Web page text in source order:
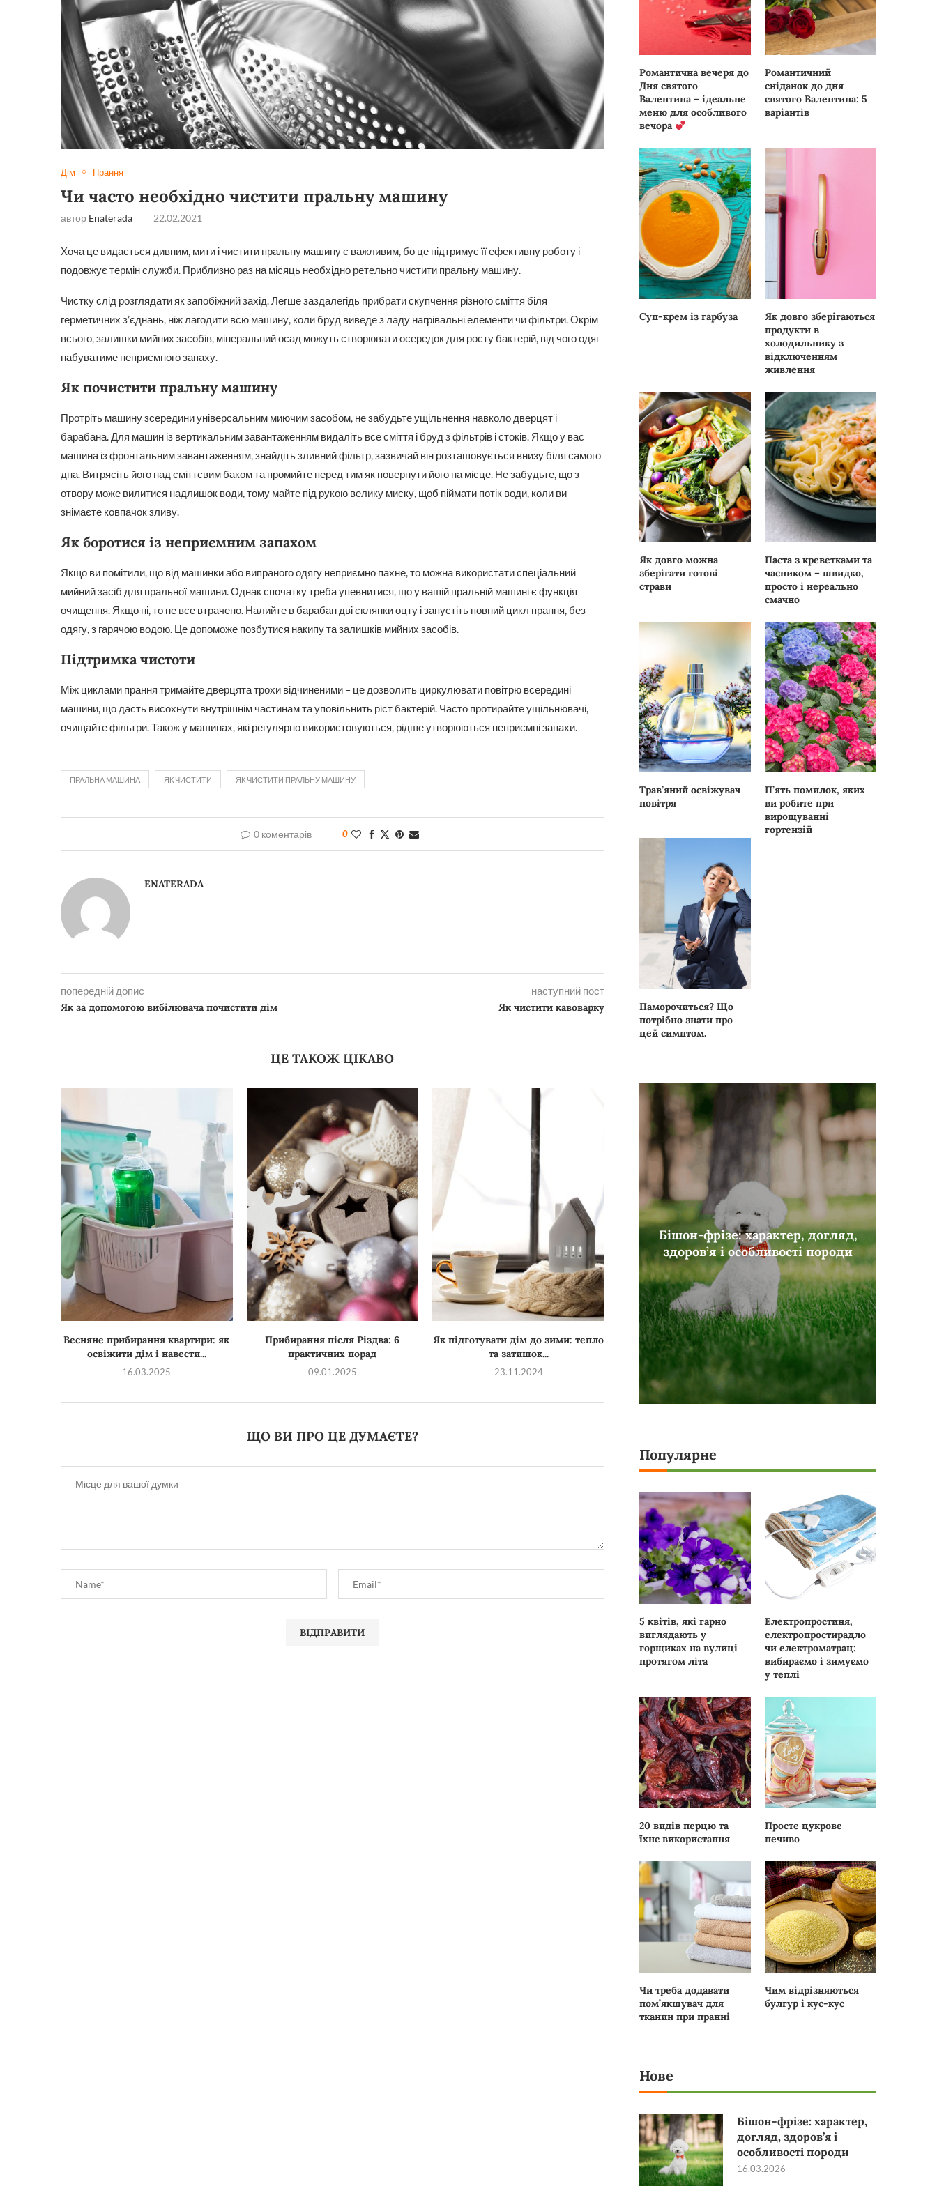
Дім Прання
Чи часто необхідно чистити пральну машину
автор Enaterada 22.02.2021
Хоча це видається дивним, мити і чистити пральну машину є важливим, бо це підтримує її ефективну роботу і
подовжує термін служби. Приблизно раз на місяць необхідно ретельно чистити пральну машину.
Чистку слід розглядати як запобіжний захід. Легше заздалегідь прибрати скупчення різного сміття біля
герметичних з’єднань, ніж лагодити всю машину, коли бруд виведе з ладу нагрівальні елементи чи фільтри. Окрім
всього, залишки мийних засобів, мінеральний осад можуть створювати осередок для росту бактерій, від чого одяг
набуватиме неприємного запаху.
Як почистити пральну машину
Протріть машину зсередини універсальним миючим засобом, не забудьте ущільнення навколо дверцят і
барабана. Для машин із вертикальним завантаженням видаліть все сміття і бруд з фільтрів і стоків. Якщо у вас
машина із фронтальним завантаженням, знайдіть зливний фільтр, зазвичай він розташовується внизу біля самого
дна. Витрясіть його над сміттєвим баком та промийте перед тим як повернути його на місце. Не забудьте, що з
отвору може вилитися надлишок води, тому майте під рукою велику миску, щоб піймати потік води, коли ви
знімаєте ковпачок зливу.
Як боротися із неприємним запахом
Якщо ви помітили, що від машинки або випраного одягу неприємно пахне, то можна використати спеціальний
мийний засіб для пральної машини. Однак спочатку треба упевнитися, що у вашій пральній машині є функція
очищення. Якщо ні, то не все втрачено. Налийте в барабан дві склянки оцту і запустіть повний цикл прання, без
одягу, з гарячою водою. Це допоможе позбутися накипу та залишків мийних засобів.
Підтримка чистоти
Між циклами прання тримайте дверцята трохи відчиненими – це дозволить циркулювати повітрю всередині
машини, що дасть висохнути внутрішнім частинам та уповільнить ріст бактерій. Часто протирайте ущільнювачі,
очищайте фільтри. Також у машинах, які регулярно використовуються, рідше утворюються неприємні запахи.
ПРАЛЬНА МАШИНА ЯК ЧИСТИТИ ЯК ЧИСТИТИ ПРАЛЬНУ МАШИНУ
0 коментарів 0
ENATERADA
попередній допис
Як за допомогою вибілювача почистити дім
наступний пост
Як чистити кавоварку
ЦЕ ТАКОЖ ЦІКАВО
Весняне прибирання квартири: як
освіжити дім і навести...
16.03.2025
Прибирання після Різдва: 6
практичних порад
09.01.2025
Як підготувати дім до зими: тепло
та затишок...
23.11.2024
ЩО ВИ ПРО ЦЕ ДУМАЄТЕ?
Романтична вечеря до
Дня святого
Валентина – ідеальне
меню для особливого
вечора
Романтичний
сніданок до дня
святого Валентина: 5
варіантів
Суп-крем із гарбуза
Як довго зберігаються
продукти в
холодильнику з
відключенням
живлення
Як довго можна
зберігати готові
страви
Паста з креветками та
часником – швидко,
просто і нереально
смачно
Трав’яний освіжувач
повітря
П’ять помилок, яких
ви робите при
вирощуванні
гортензій
Паморочиться? Що
потрібно знати про
цей симптом.
Бішон-фрізе: характер, догляд,
здоров’я і особливості породи
Популярне
5 квітів, які гарно
виглядають у
горщиках на вулиці
протягом літа
Електропростиня,
електропростирадло
чи електроматрац:
вибираємо і зимуємо
у теплі
20 видів перцю та
їхнє використання
Просте цукрове
печиво
Чи треба додавати
пом’якшувач для
тканин при пранні
Чим відрізняються
булгур і кус-кус
Нове
Бішон-фрізе: характер,
догляд, здоров’я і
особливості породи
16.03.2026